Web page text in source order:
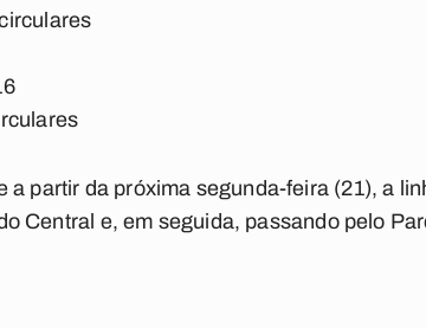
a partir da próxima segunda-feira (21), a
Central e, em seguida, passando pelo